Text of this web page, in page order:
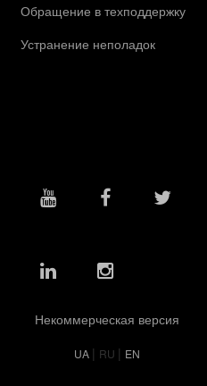
Обращение в техподдержку
Устранение неполадок
Некоммерческая версия
UA | RU | EN